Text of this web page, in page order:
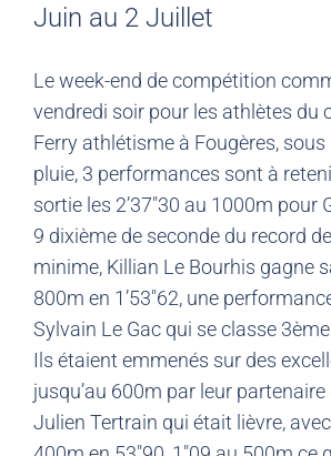
Juin au 2 Juillet
Le week-end de compétition
vendredi soir pour les athlètes du
Ferry athlétisme à Fougères, sous
pluie, 3 performances sont à
sortie les 2’37″30 au 1000m pour
9 dixième de seconde du record
minime, Killian Le Bourhis gagne
800m en 1’53″62, une
Sylvain Le Gac qui se classe 3ème
Ils étaient emmenés sur des
jusqu’au 600m par leur partenaire
Julien Tertrain qui était lièvre,